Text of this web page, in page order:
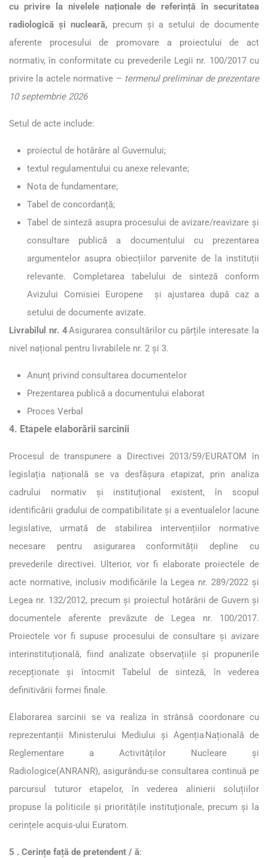
cu privire la nivelele naționale de referință în securitatea
radiologică și nucleară, precum și a setului de documente
aferente procesului de promovare a proiectului de act
normativ, în conformitate cu prevederile Legii nr. 100/2017 cu
privire la actele normative – termenul preliminar de prezentare
10 septembrie 2026
Setul de acte include:
proiectul de hotărâre al Guvernului;
textul regulamentului cu anexe relevante;
Nota de fundamentare;
Tabel de concordanță;
Tabel de sinteză asupra procesului de avizare/reavizare și
consultare publică a documentului cu prezentarea
argumentelor asupra obiecțiilor parvenite de la instituții
relevante. Completarea tabelului de sinteză conform
Avizului Comisiei Europene și ajustarea după caz a
setului de documente avizate.
Livrabilul nr. 4Asigurarea consultărilor cu părțile interesate la
nivel național pentru livrabilele nr. 2 și 3.
Anunț privind consultarea documentelor
Prezentarea publică a documentului elaborat
Proces Verbal
4. Etapele elaborării sarcinii
Procesul de transpunere a Directivei 2013/59/EURATOM în
legislația națională se va desfășura etapizat, prin analiza
cadrului normativ și instituțional existent, în scopul
identificării gradului de compatibilitate și a eventualelor lacune
legislative, urmată de stabilirea intervențiilor normative
necesare pentru asigurarea conformității depline cu
prevederile directivei. Ulterior, vor fi elaborate proiectele de
acte normative, inclusiv modificările la Legea nr. 289/2022 și
Legea nr. 132/2012, precum și proiectul hotărârii de Guvern și
documentele aferente prevăzute de Legea nr. 100/2017.
Proiectele vor fi supuse procesului de consultare și avizare
interinstituțională, fiind analizate observațiile și propunerile
recepționate și întocmit Tabelul de sinteză, în vederea
definitivării formei finale.
Elaborarea sarcinii se va realiza în strânsă coordonare cu
reprezentanții Ministerului Mediului și Agenția Națională de
Reglementare a Activităților Nucleare și
Radiologice(ANRANR), asigurându-se consultarea continuă pe
parcursul tuturor etapelor, în vederea alinierii soluțiilor
propuse la politicile și prioritățile instituționale, precum și la
cerințele acquis-ului Euratom.
5 . Cerințe față de pretendent / ă: